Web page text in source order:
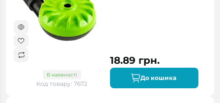
В наявності
Код товару: 7672
18.89 грн.
До кошика